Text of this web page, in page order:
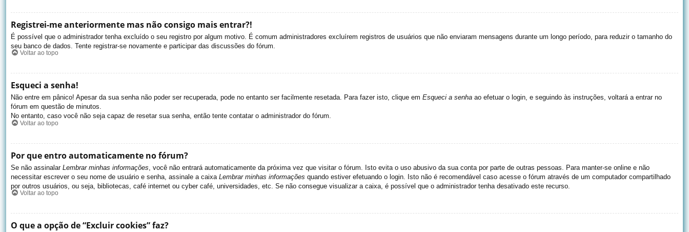
Registrei-me anteriormente mas não consigo mais entrar?!
É possível que o administrador tenha excluído o seu registro por algum motivo. É comum administradores excluírem registros de usuários que não enviaram mensagens durante um longo período, para reduzir o tamanho do
seu banco de dados. Tente registrar-se novamente e participar das discussões do fórum.
Voltar ao topo
Esqueci a senha!
Não entre em pânico! Apesar da sua senha não poder ser recuperada, pode no entanto ser facilmente resetada. Para fazer isto, clique em Esqueci a senha ao efetuar o login, e seguindo às instruções, voltará a entrar no
fórum em questão de minutos.
No entanto, caso você não seja capaz de resetar sua senha, então tente contatar o administrador do fórum.
Voltar ao topo
Por que entro automaticamente no fórum?
Se não assinalar Lembrar minhas informações , você não entrará automaticamente da próxima vez que visitar o fórum. Isto evita o uso abusivo da sua conta por parte de outras pessoas. Para manter-se online e não
necessitar escrever o seu nome de usuário e senha, assinale a caixa Lembrar minhas informações quando estiver efetuando o login. Isto não é recomendável caso acesse o fórum através de um computador compartilhado
por outros usuários, ou seja, bibliotecas, café internet ou cyber café, universidades, etc. Se não consegue visualizar a caixa, é possível que o administrador tenha desativado este recurso.
Voltar ao topo
O que a opção de “Excluir cookies” faz?